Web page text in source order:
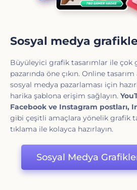
Sosyal medya
Büyüleyici grafik tasarımlar ile çok
pazarında öne çıkın. Online tasarım
sosyal medya pazarlaması için
harika şablona erişim sağlayın.
Facebook ve Instagram postları,
gibi çeşitli amaçlara yönelik grafik
tıklama ile kolayca hazırlayın.
Sosyal Medya